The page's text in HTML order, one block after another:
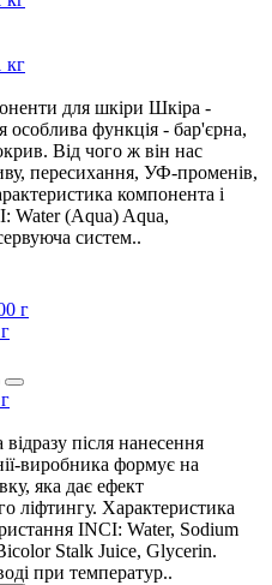
кг
для шкіри Шкіра -
особлива функція - бар'єрна,
Від чого ж він нас
пересихання, УФ-променів,
компонента і
Water (Aqua) Aqua,
систем..
після нанесення
виробника формує на
яка дає ефект
ліфтингу. Характеристика
INCI: Water, Sodium
Stalk Juice, Glycerin.
при температур..